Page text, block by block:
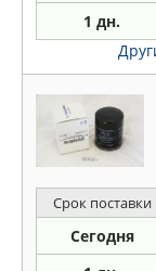
1 дн.
Срок поставки
Сегодня